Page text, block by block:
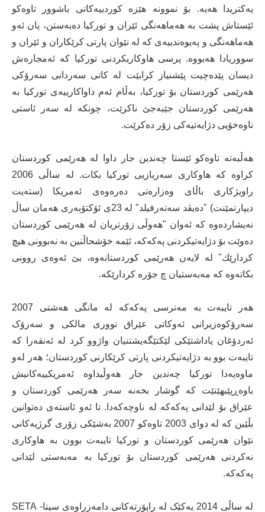
یەکتریدا هەیە. بۆ نموونە هێزە کوردییەکانی باشوور تاوەکو
ئێستاش پشت بە هەماهەنگی ئێران و تورکیا دەبەستن، یان ئەو
هەماهەنگی و پەیوەندییەی کە لە نێوان پارتی کرێکاران و ئێران و
سووریادا هەبووە. پرسی هاوکاریکردنی تورکیا کە ئەمجارەش
دیسان پێدەچیت پێشنیاز کرابێت لە کاتی سەردانی سەرۆکی
هەرێمی کوردستان بۆ تورکیا، بەڵام ئەم داواکارییەی تورکیا بە
هەرێمی کوردستان جێبەجێ ناکرێت، چونکە لە سەر ئاستی
ناوەخۆیی دژایەتیەکی زۆر دەکرێت.
هەڵبەتە تاوەکو ئێستا چەندین جار داوا لە هەرێمی کوردستان
کراوە کە هاوکاری سەربازیی تورکیا بکات. لە ساڵی 2006
راویژكاری باڵای وەزارەتی دەرەوەی ئەمریکا (سته‌یت
دیپارتمێنت) "دەیڤد سەتەرفیلد" له‌ 23ی ئۆكتۆبه‌ری هه‌مان ساڵ
نەیشاردەوە كه‌ ئه‌وان "هه‌وڵی زۆرتریان له‌ هه‌رێمی کوردستان
ده‌وێت بۆ دژایه‌تیكردنی په‌كه‌كه‌، ئێمه‌ خۆشحاڵنین به‌ نه‌بوونی هیچ
كردارێك" لە لایەن هەرێمی کوردستانەوە، بێ ئه‌وه‌ی روونی
بكاته‌وه‌ كه‌ مه‌بەستیان چ جۆرە‌‌ كردارێکە.
هه‌ر تایبه‌ت به‌ مه‌ترسی په‌كه‌كه‌ له‌ مانگی هەشتی 2007
سه‌رۆکوه‌زیرانی ئه‌وكاتی عێراق نووری مالكی و سه‌رۆک
ئەردۆغان یاداشتێكی لێكتێگه‌یشتنیان واژوو كرد له‌ ئه‌نقه‌را كه‌
تایبه‌ت بوو به‌ دژایه‌تیكردنی پارتی كرێكارنی كوردستان؛ هەر لەو
ماوەیەدا توركیا چه‌ندین جار هه‌وڵیداوه‌ ئه‌مریكییه‌كانیش
باوەڕپێبهێنێت كه‌ گوشار بخه‌نه‌ سه‌ر هه‌رێمی کوردستان ‌و
عێراق بۆ لێدانی په‌كه‌كه‌ له‌ ناوچه‌كه‌دا. تا ئەو ئاستەی دەتوانین
بڵێین کە له‌ دوای 2003 تاوه‌كو 2007 به‌شێكی زۆری گرژیه‌كانی
نێوان هه‌رێمی کوردستان ‌و توركیا تایبەت بوون‌ به‌ هاوكاری
نه‌كردنی هەرێمی کوردستان بۆ تورکیا بە مەبەستی لێدانی
په‌كه‌كه‌.
لە ساڵی 2014 یەکێک لە راپۆرتەکانی دامەزراوەی سیتا- SETA